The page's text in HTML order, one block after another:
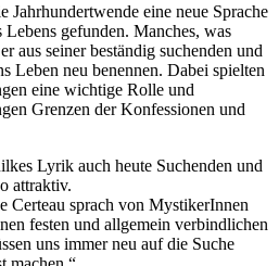
Jahrhundertwende eine neue Sprache
gefunden. Manches, was
aus seiner beständig suchenden und
Leben neu benennen. Dabei spielten
eine wichtige Rolle und
Grenzen der Konfessionen und
Lyrik auch heute Suchenden und
attraktiv.
Certeau sprach von MystikerInnen
festen und allgemein verbindlichen
uns immer neu auf die Suche